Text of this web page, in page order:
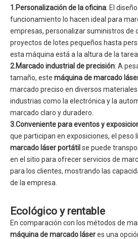
1.Personalización de la oficina: El
funcionamiento lo hacen ideal para
empresas, personalizar suministros de
proyectos de lotes pequeños hasta
esta máquina está a la altura de la tarea.
2.Marcado industrial de precisión: A
tamaño, este máquina de marcado
marcado preciso en diversos
industrias como la electrónica y la
marcado claro y duradero.
3.Conveniente para eventos y
que participan en exposiciones, el peso
marcado láser portátil se puede
en el sitio para ofrecer servicios de
para los clientes, mostrando las
de la empresa.
Ecológico y rentable
En comparación con los métodos de
máquina de marcado láseres una